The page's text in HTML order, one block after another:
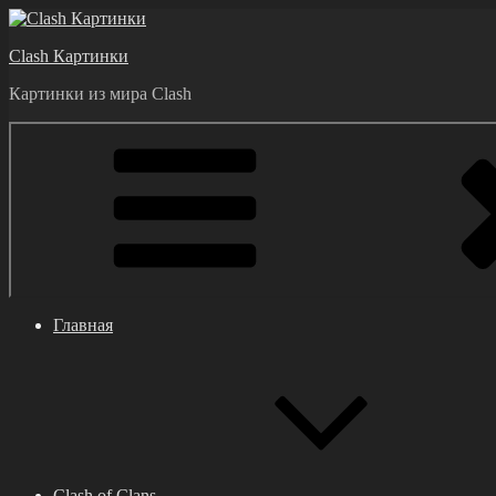
Перейти
содержимому
Clash Картинки
Картинки из мира Clash
Главная